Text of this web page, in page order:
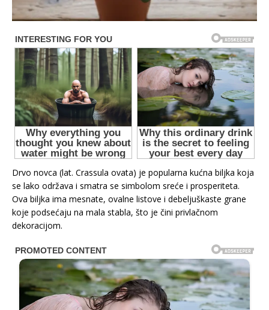
Drvo novca (lat. Crassula ovata) je popularna kućna biljka koja
se lako održava i smatra se simbolom sreće i prosperiteta.
Ova biljka ima mesnate, ovalne listove i debeljuškaste grane
koje podsećaju na mala stabla, što je čini privlačnom
dekoracijom.